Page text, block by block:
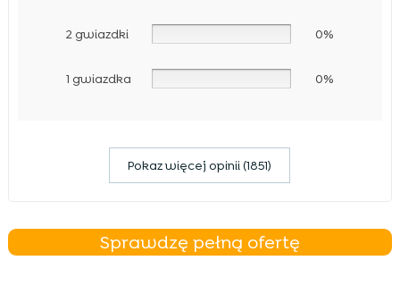
2 gwiazdki 0%
1 gwiazdka 0%
Pokaz więcej opinii (1851)
Sprawdzę pełną ofertę